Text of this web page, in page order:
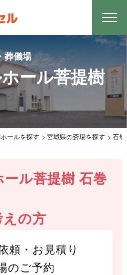
葬儀場
ール菩提樹
ールを探す 宮城県の斎場を探す 石
ル菩提樹 石巻
の方
頼・お見積り
のご予約